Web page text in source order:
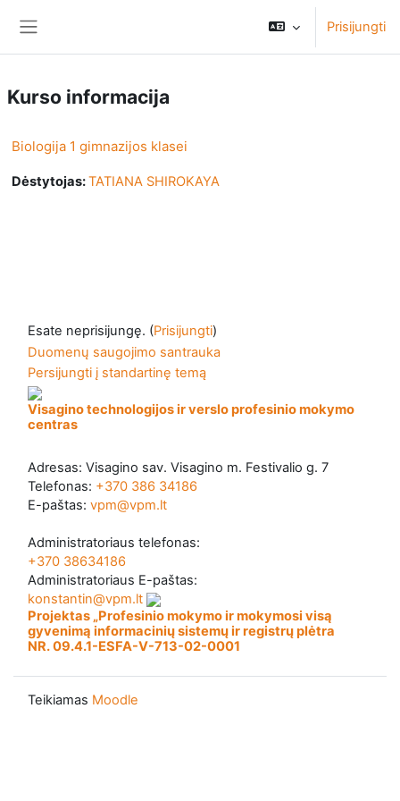
Prisijungti
Kurso informacija
Biologija 1 gimnazijos klasei
Dėstytojas:TATIANA SHIROKAYA
Esate neprisijungę. (Prisijungti)
Duomenų saugojimo santrauka
Persijungti į standartinę temą
Visagino technologijos ir verslo profesinio mokymo
centras
Adresas: Visagino sav. Visagino m. Festivalio g. 7
Telefonas: +370 386 34186
E-paštas: vpm@vpm.lt
Administratoriaus telefonas:
+370 38634186
Administratoriaus E-paštas:
konstantin@vpm.lt
Projektas „Profesinio mokymo ir mokymosi visą
gyvenimą informacinių sistemų ir registrų plėtra
NR. 09.4.1-ESFA-V-713-02-0001
Teikiamas Moodle